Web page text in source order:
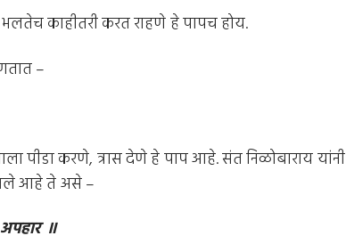
भलतेच काहीतरी करत राहणे हे पापच होय.
–
पीडा करणे, त्रास देणे हे पाप आहे. संत निळोबाराय यांनी
आहे ते असे –
॥